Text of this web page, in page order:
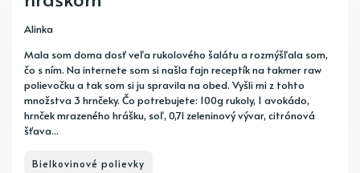
Alinka
Mala som doma dosť veľa rukolového šalátu a rozmýšľala som,
čo s ním. Na internete som si našla fajn receptík na takmer raw
polievočku a tak som si ju spravila na obed. Vyšli mi z tohto
množstva 3 hrnčeky. Čo potrebujete: 100g rukoly, 1 avokádo,
hrnček mrazeného hrášku, soľ, 0,7l zeleninový vývar, citrónová
šťava...
Bielkovinové polievky